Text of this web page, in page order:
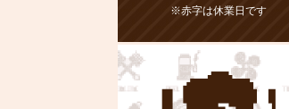
※赤字は休業日です